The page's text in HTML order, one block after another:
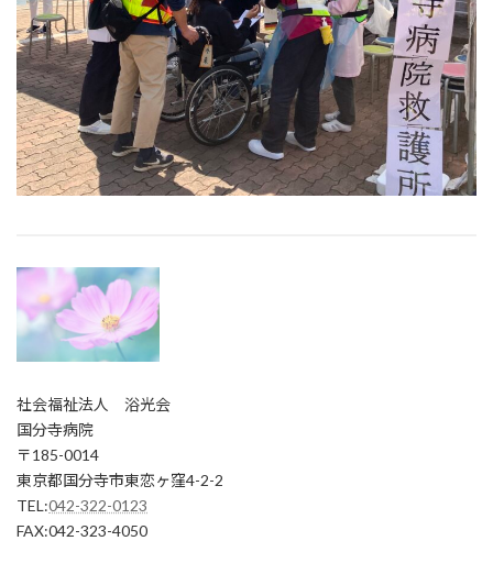
社会福祉法人 浴光会
国分寺病院
〒185-0014
東京都国分寺市東恋ヶ窪4-2-2
TEL:042-322-0123
FAX:042-323-4050